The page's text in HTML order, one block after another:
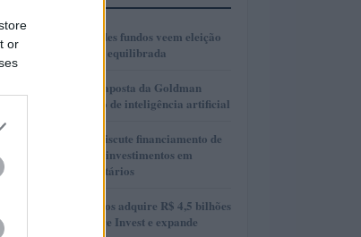
or Gestores de grandes fundos veem eleição
presidencial mais equilibrada
AlphaAI: A nova aposta da Goldman
Sachs no mercado de inteligência artificial
Presidente Lula discute financiamento de
planos de saúde e investimentos em
hospitais universitários
MAG Investimentos adquire R$ 4,5 bilhões
em FIDCs da More Invest e expande